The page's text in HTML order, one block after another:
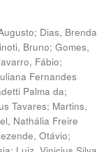
; Dias, Brenda
Bruno; Gomes,
Fábio;
Fernandes
Palma da;
Tavares; Martins,
Nathália Freire
Otávio;